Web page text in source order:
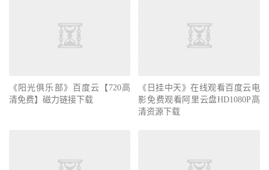
《阳光俱乐部》百度云【720高
清免费】磁力链接下载
《日挂中天》在线观看百度云电
影免费观看阿里云盘HD1080P高
清资源下载